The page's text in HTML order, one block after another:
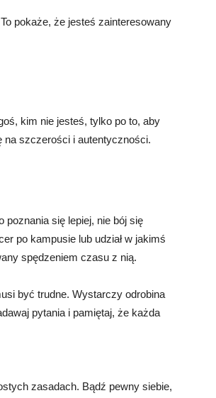
pokaże, że jesteś zainteresowany
kim nie jesteś, tylko po to, aby
na szczerości i autentyczności.
się lepiej, nie bój się
po kampusie lub udział w jakimś
spędzeniem czasu z nią.
być trudne. Wystarczy odrobina
pytania i pamiętaj, że każda
zasadach. Bądź pewny siebie,